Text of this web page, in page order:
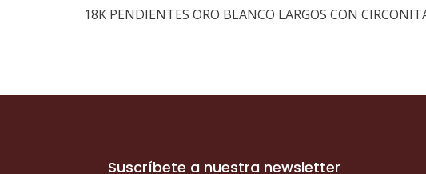
18K PENDIENTES ORO BLANCO LARGOS CON
Suscríbete a nuestra newsletter